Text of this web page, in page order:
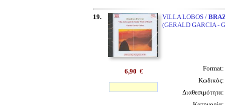
19. VILLA LOBOS /
(GERALD GARCIA -
6,90 €
Format:
Κωδικός:
Διαθεσιμότητα: